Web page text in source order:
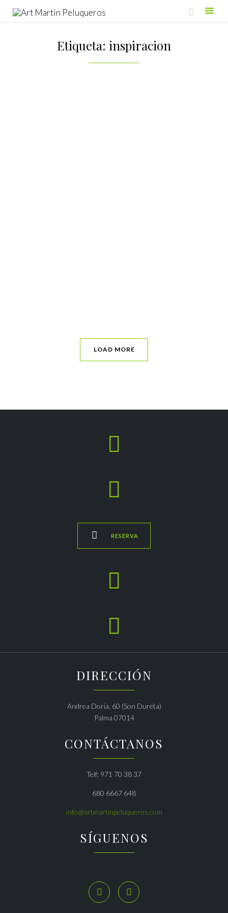

Etiqueta: inspiracion
LOAD MORE


 RESERVA


DIRECCIÓN
Andrea Doria, 60 (Son Dureta)
Palma 07014
CONTÁCTANOS
Telf: 971 70 38 37
680 6667 648
info@artmartinpeluqueros.com
SÍGUENOS
 